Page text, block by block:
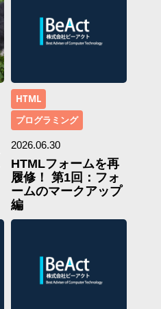
HTML
プログラミング
2026.06.30
HTMLフォームを再
履修！ 第1回：フォ
ームのマークアップ
編